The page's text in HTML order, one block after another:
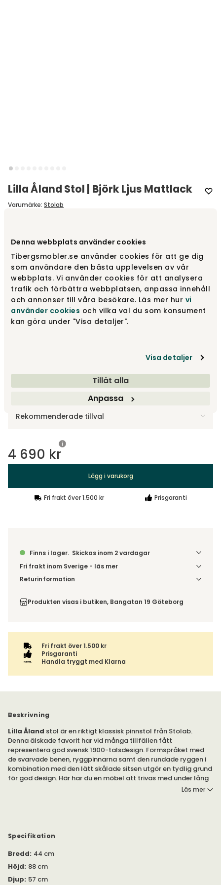
Denna webbplats använder cookies
Tibergsmobler.se använder cookies för att ge dig
som användare den bästa upplevelsen av vår
webbplats. Vi använder cookies för att analysera
trafik och förbättra webbplatsen, anpassa innehåll
och annonser till våra besökare. Läs mer hur vi
använder cookies och vilka val du som konsument
kan göra under "Visa detaljer".
Visa detaljer
Tillåt alla
Anpassa
Lilla Åland Stol | Björk Ljus Mattlack
Varumärke: Stolab
Björk | Ljus mattlack
4 690 kr
Finns i lager
Björk | Ingefära 40 4 690 kr
Visa fler +20
Rekommenderade tillval
4 690 kr
Lägg i varukorg
Fri frakt över 1.500 kr Prisgaranti
Finns i lager. Skickas inom 2 vardagar
Fri frakt inom Sverige - läs mer
Denna vara skickas till din port/tomtgräns. Innan leverans
Beställs varan ihop med andra produkter skickas hela
ordern tillsammans.
Returinformation
order, enligtdistansavtalslagen.
Produkten visas i butiken, Bangatan 19 Göteborg
Fri frakt över 1.500 kr
Prisgaranti
Handla tryggt med Klarna
Beskrivning
Lilla Åland stol är en riktigt klassisk pinnstol från Stolab.
Denna älskade favorit har vid många tillfällen fått
representera god svensk 1900-talsdesign. Formspråket med
de svarvade benen, ryggpinnarna samt den rundade ryggen i
kombination med den lätt skålade sitsen utgör en tydlig grund
för god design. Här har du en möbel att trivas med under lång
Inspirationen fick Carl Malmsten vid ett besök i Finnströms
Han ritade av dessa och efter vissa egna justeringar och
kompletteringar, typiska för Carl Malmstens stil, kunde en
serietillverkning påbörjas.
Läs mer
Specifikation
Bredd: 44 cm
Höjd: 88 cm
Djup: 57 cm